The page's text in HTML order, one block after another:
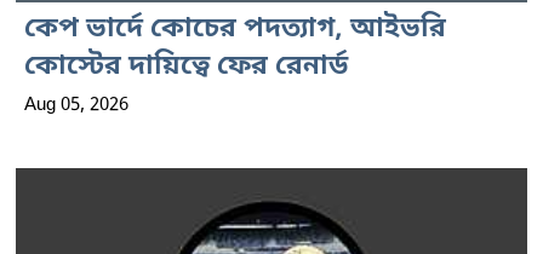
কেপ ভার্দে কোচের পদত্যাগ, আইভরি
কোস্টের দায়িত্বে ফের রেনার্ড
Aug 05, 2026